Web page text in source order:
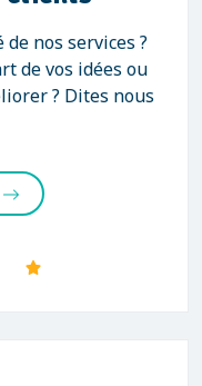
nos services ?
de vos idées ou
? Dites nous